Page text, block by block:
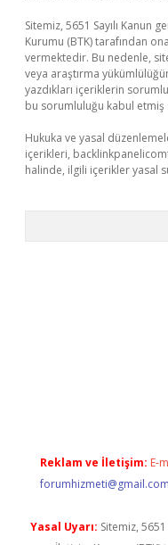
Sitemiz, 5651 Sayılı Kanun
Kurumu (BTK) tarafından
vermektedir. Bu nedenle,
veya araştırma
yazdıkları içeriklerin
bu sorumluluğu kabul etmiş
Hukuka ve yasal
içerikleri,
halinde, ilgili içerikler yasal
Reklam ve İletişim: E-
forumhizmeti@gmail.com
Yasal Uyarı: Sitemiz,